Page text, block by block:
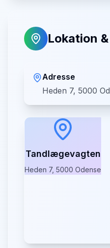
Lokation
Adresse
Heden 7, 5000
Tandlægevagten
Heden 7, 5000 Odense